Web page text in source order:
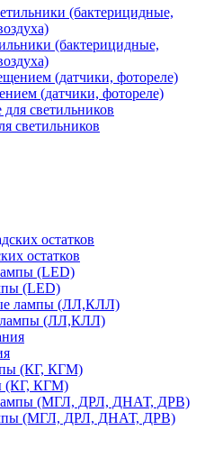
(бактерицидные,
(датчики, фотореле)
светильников
остатков
(LED)
(ЛЛ,КЛЛ)
(КГ, КГМ)
(МГЛ, ДРЛ, ДНАТ, ДРВ)